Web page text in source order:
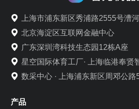
上海市浦东新区秀浦路2555号漕
北京海淀区互联网金融中心
广东深圳湾科技生态园12栋A座
星空国际体育工厂· 上海临港奉贤
数采中心 · 上海浦东新区周邓公路
产品